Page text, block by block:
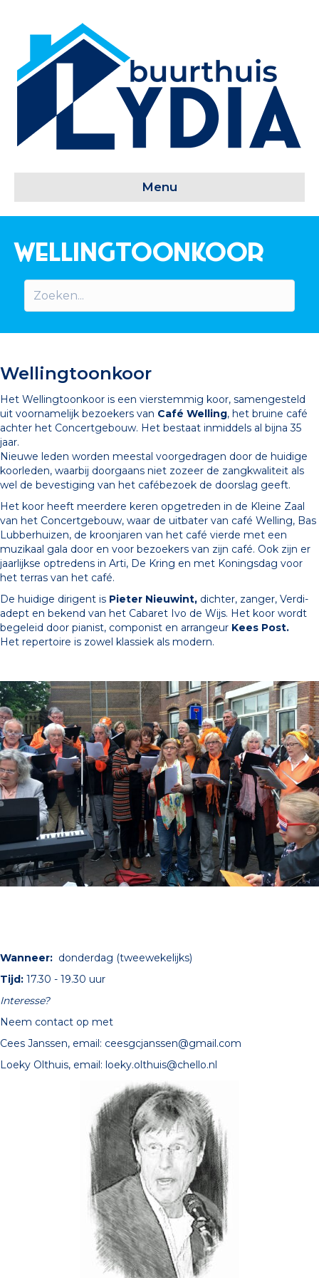
Menu
Wellingtoonkoor
Wellingtoonkoor
Het Wellingtoonkoor is een vierstemmig koor, samengesteld
uit voornamelijk bezoekers van Café Welling, het bruine café
achter het Concertgebouw. Het bestaat inmiddels al bijna 35
jaar.
Nieuwe leden worden meestal voorgedragen door de huidige
koorleden, waarbij doorgaans niet zozeer de zangkwaliteit als
wel de bevestiging van het cafébezoek de doorslag geeft.
Het koor heeft meerdere keren opgetreden in de Kleine Zaal
van het Concertgebouw, waar de uitbater van café Welling, Bas
Lubberhuizen, de kroonjaren van het café vierde met een
muzikaal gala door en voor bezoekers van zijn café. Ook zijn er
jaarlijkse optredens in Arti, De Kring en met Koningsdag voor
het terras van het café.
De huidige dirigent is Pieter Nieuwint, dichter, zanger, Verdi-
adept en bekend van het Cabaret Ivo de Wijs. Het koor wordt
begeleid door pianist, componist en arrangeur Kees Post.
Het repertoire is zowel klassiek als modern.
Wanneer: donderdag (tweewekelijks)
Tijd: 17.30 - 19.30 uur
Interesse?
Neem contact op met
Cees Janssen, email: ceesgcjanssen@gmail.com
Loeky Olthuis, email: loeky.olthuis@chello.nl